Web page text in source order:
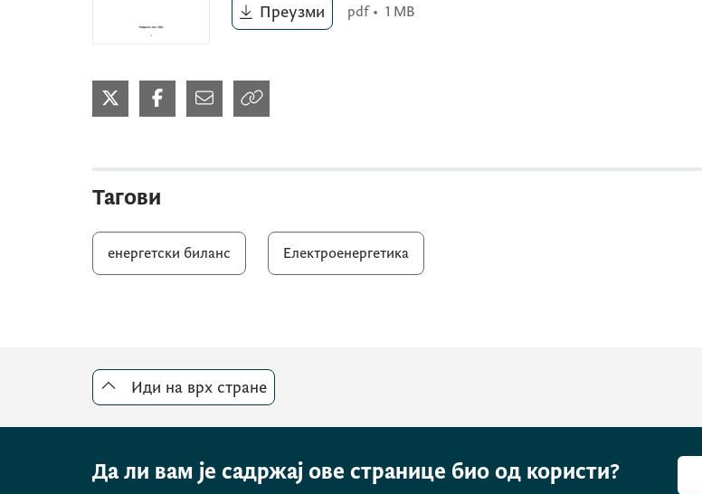
Преузми pdf • 1 MB
Тагови
енергетски биланс Електроенергетика
Иди на врх стране
Да ли вам је садржај ове странице био од користи?